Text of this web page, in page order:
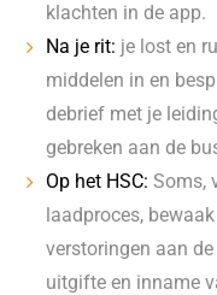
klachten in de app.
Na je rit: je lost en
middelen in en
debrief met je
gebreken aan de
Op het HSC:Soms,
laadproces,
verstoringen aan
uitgifte en inname